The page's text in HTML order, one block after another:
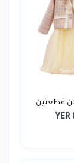
قطعتين
YER